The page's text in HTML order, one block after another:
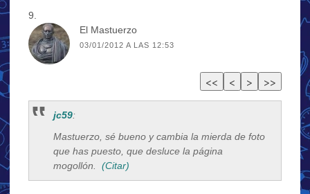
El Mastuerzo
03/01/2012 A LAS 12:53
jc59:
Mastuerzo, sé bueno y cambia la mierda de foto
que has puesto, que desluce la página
mogollón. (Citar)